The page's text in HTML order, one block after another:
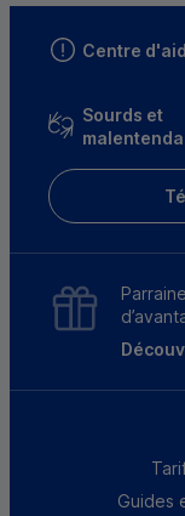
Centre
Sourds et
Guides